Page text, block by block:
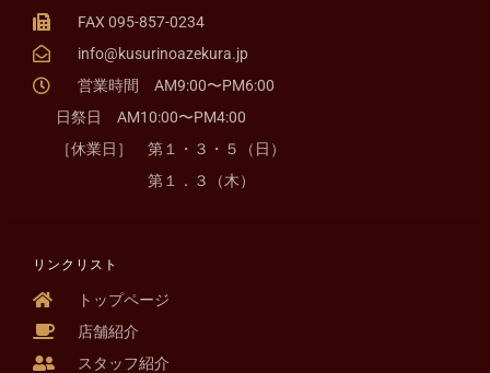
FAX 095-857-0234
info@kusurinoazekura.jp
営業時間 AM9:00〜PM6:00
日祭日 AM10:00〜PM4:00
［休業日］ 第１・３・５（日）
第１．３（木）
リンクリスト
トップページ
店舗紹介
スタッフ紹介